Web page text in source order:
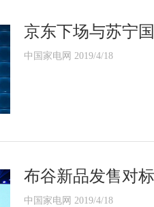
京东下场与苏宁
中国家电网 2019/4/18
布谷新品发售对
中国家电网 2019/4/18